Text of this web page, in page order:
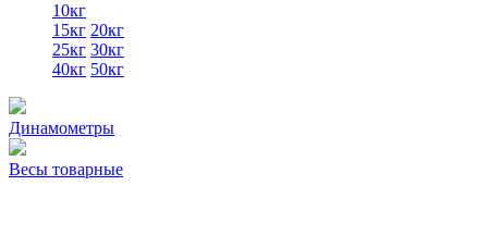
10кг
15кг 20кг
25кг 30кг
40кг 50кг
Динамометры
Весы товарные